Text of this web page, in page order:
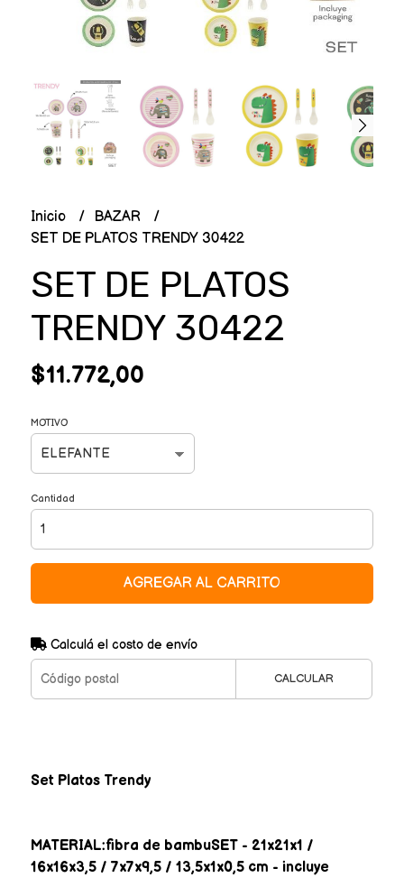
Inicio
BAZAR
SET DE PLATOS TRENDY 30422
SET DE PLATOS
TRENDY 30422
$11.772,00
MOTIVO
Cantidad
AGREGAR AL CARRITO
Calculá el costo de envío
CALCULAR
Set Platos Trendy
MATERIAL:fibra de bambuSET - 21x21x1 /
16x16x3,5 / 7x7x9,5 / 13,5x1x0,5 cm - incluye